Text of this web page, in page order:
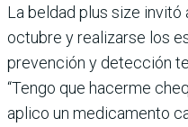
La beldad plus size invitó
octubre y realizarse los
prevención y detección
“Tengo que hacerme
aplico un medicamento